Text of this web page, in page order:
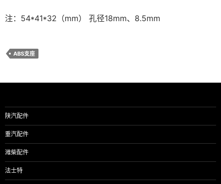
注：54*41*32（mm） 孔径18mm、8.5mm
ABS支座
陕汽配件
重汽配件
潍柴配件
法士特